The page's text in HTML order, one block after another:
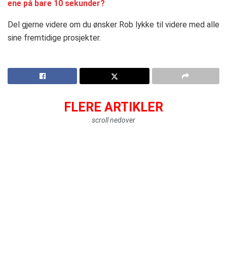
ene på bare 10 sekunder?
Del gjerne videre om du ønsker Rob lykke til videre med alle
sine fremtidige prosjekter.
FLERE ARTIKLER
scroll nedover